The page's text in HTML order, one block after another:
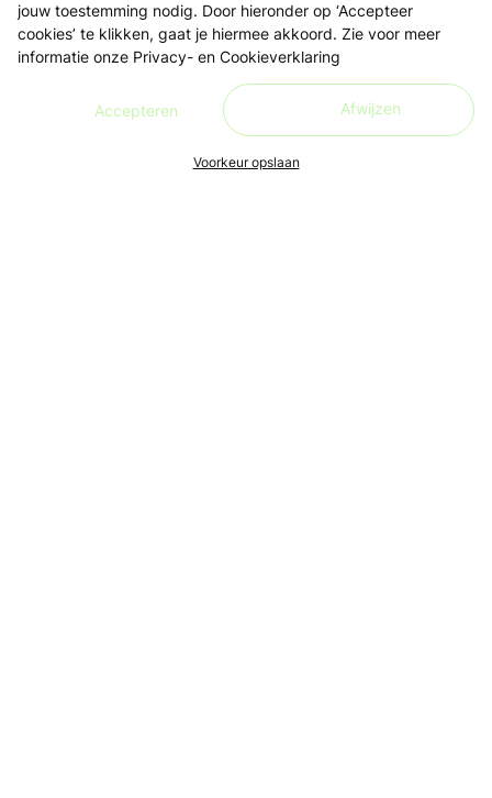
jouw toestemming nodig. Door hieronder op ‘Accepteer
cookies’ te klikken, gaat je hiermee akkoord. Zie voor meer
informatie onze Privacy- en Cookieverklaring
Accepteren Afwijzen
Voorkeur opslaan